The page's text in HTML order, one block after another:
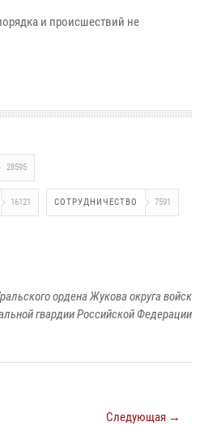
и происшествий не
28595
16121 СОТРУДНИЧЕСТВО 7591
ордена Жукова округа войск
гвардии Российской Федерации
Следующая →